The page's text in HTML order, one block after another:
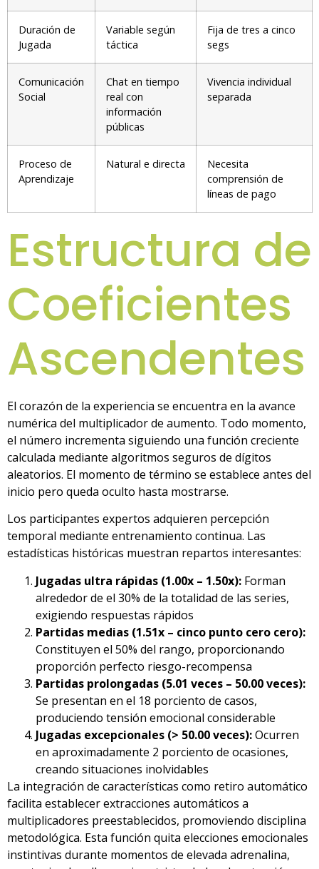
Duración de
Jugada
Variable según
táctica
Fija de tres a cinco
segs
Comunicación
Social
Chat en tiempo
real con
información
públicas
Vivencia individual
separada
Proceso de
Aprendizaje
Natural e directa
Necesita
comprensión de
líneas de pago
Estructura de
Coeficientes
Ascendentes
El corazón de la experiencia se encuentra en la avance
numérica del multiplicador de aumento. Todo momento,
el número incrementa siguiendo una función creciente
calculada mediante algoritmos seguros de dígitos
aleatorios. El momento de término se establece antes del
inicio pero queda oculto hasta mostrarse.
Los participantes expertos adquieren percepción
temporal mediante entrenamiento continua. Las
estadísticas históricas muestran repartos interesantes:
Jugadas ultra rápidas (1.00x – 1.50x): Forman
alrededor de el 30% de la totalidad de las series,
exigiendo respuestas rápidos
Partidas medias (1.51x – cinco punto cero cero):
Constituyen el 50% del rango, proporcionando
proporción perfecto riesgo-recompensa
Partidas prolongadas (5.01 veces – 50.00 veces):
Se presentan en el 18 porciento de casos,
produciendo tensión emocional considerable
Jugadas excepcionales (> 50.00 veces):Ocurren
en aproximadamente 2 porciento de ocasiones,
creando situaciones inolvidables
La integración de características como retiro automático
facilita establecer extracciones automáticos a
multiplicadores preestablecidos, promoviendo disciplina
metodológica. Esta función quita elecciones emocionales
instintivas durante momentos de elevada adrenalina,